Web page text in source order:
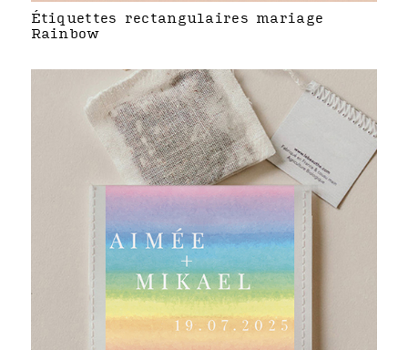
Étiquettes rectangulaires mariage
Rainbow